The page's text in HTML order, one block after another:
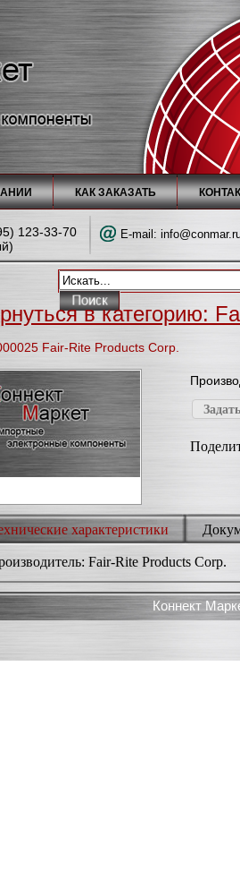
КАК ЗАКАЗАТЬ
123-33-70
E-mail:
в категорию:
Fair-Rite Products Corp.
характеристики
Fair-Rite Products Corp.
Коннект